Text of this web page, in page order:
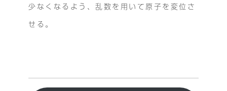
少なくなるよう、乱数を用いて原子を変位さ
せる。